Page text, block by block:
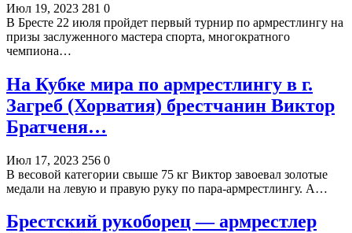
Июл 19, 2023 281 0
В Бресте 22 июля пройдет первый турнир по армрестлингу на
призы заслуженного мастера спорта, многократного
чемпиона…
На Кубке мира по армрестлингу в г.
Загреб (Хорватия) брестчанин Виктор
Братченя…
Июл 17, 2023 256 0
В весовой категории свыше 75 кг Виктор завоевал золотые
медали на левую и правую руку по пара-армрестлингу. А…
Брестский рукоборец — армрестлер